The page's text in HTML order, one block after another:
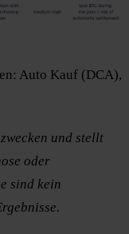
Auto Kauf (DCA),
und stellt
oder
sind kein